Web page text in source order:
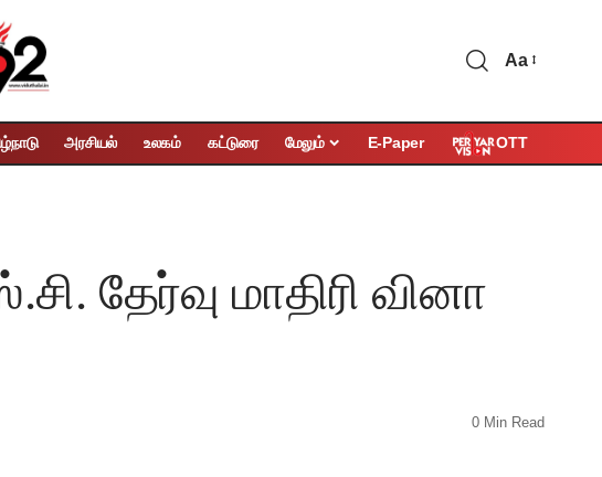
Aa
அரசியல் உலகம் கட்டுரை மேலும் E-Paper OTT
தேர்வு மாதிரி வினா
0 Min Read